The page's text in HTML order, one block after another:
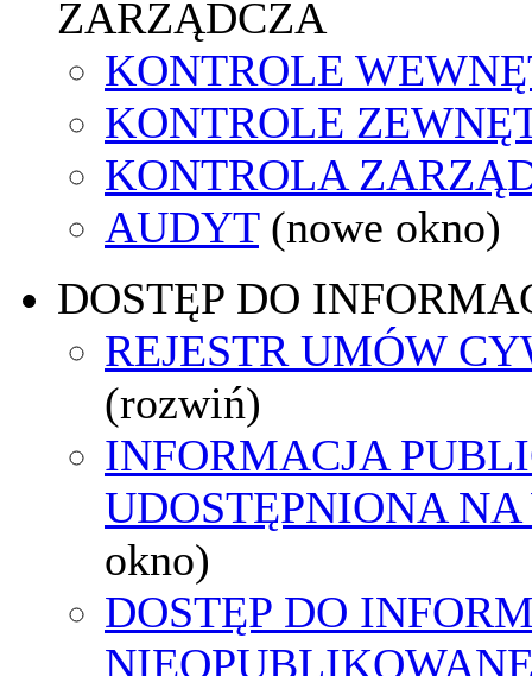
ZARZĄDCZA
KONTROLE
KONTROLE
KONTROLA
AUDYT (nowe okno)
DOSTĘP DO
REJESTR UMÓW
(rozwiń)
INFORMACJA
UDOSTĘPNIONA
okno)
DOSTĘP DO